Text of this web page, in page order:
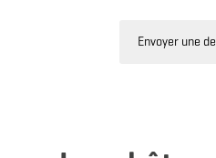
Envoyer une